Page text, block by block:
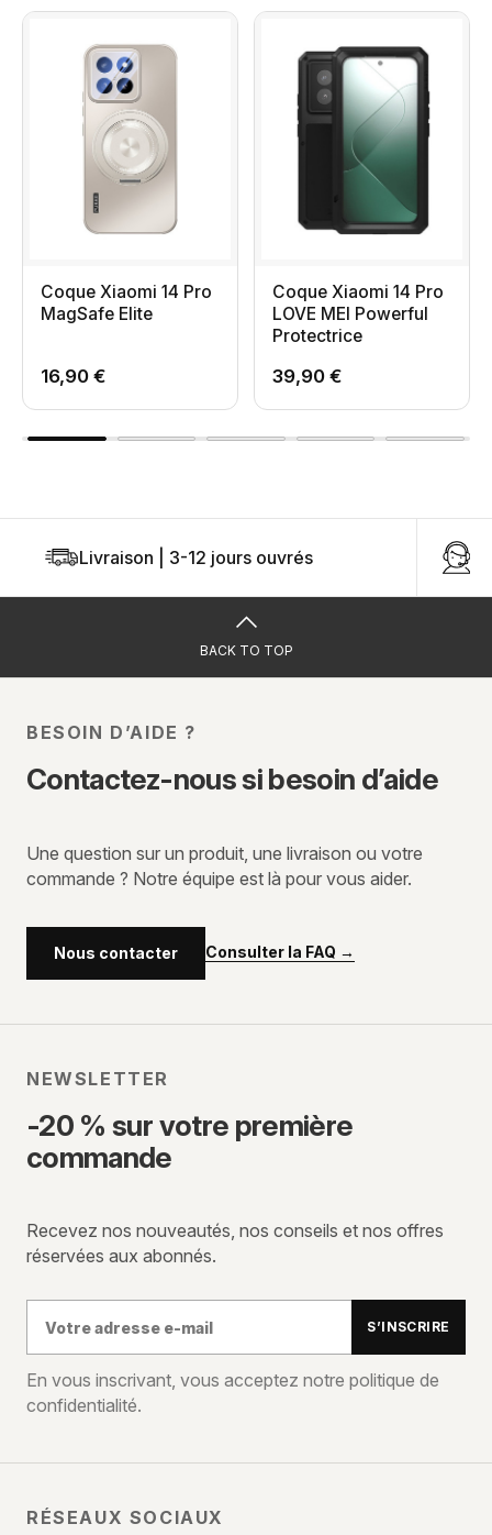
Coque Xiaomi 14 Pro
MagSafe Elite
16,90 €
Coque Xiaomi 14 Pro
LOVE MEI Powerful
Protectrice
39,90 €
Livraison | 3-12 jours ouvrés
BACK TO TOP
BESOIN D’AIDE ?
Contactez-nous si besoin d’aide
Une question sur un produit, une livraison ou votre
commande ? Notre équipe est là pour vous aider.
Nous contacter Consulter la FAQ →
NEWSLETTER
-20 % sur votre première
commande
Recevez nos nouveautés, nos conseils et nos offres
réservées aux abonnés.
e-
mail
S’INSCRIRE
En vous inscrivant, vous acceptez notre politique de
confidentialité.
RÉSEAUX SOCIAUX